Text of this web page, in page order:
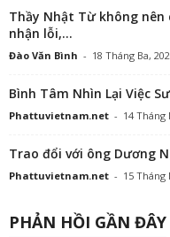
Thầy Nhật Từ không nên
nhận lỗi,...
Đào Văn Bình - 18 Tháng Ba,
Bình Tâm Nhìn Lại Việc
Phattuvietnam.net - 14 Tháng
Trao đổi với ông Dương
Phattuvietnam.net - 15 Tháng
PHẢN HỒI GẦN ĐÂY